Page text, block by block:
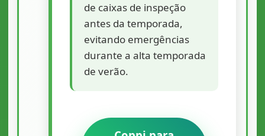
de caixas de inspeção
antes da temporada,
evitando emergências
durante a alta temporada
de verão.